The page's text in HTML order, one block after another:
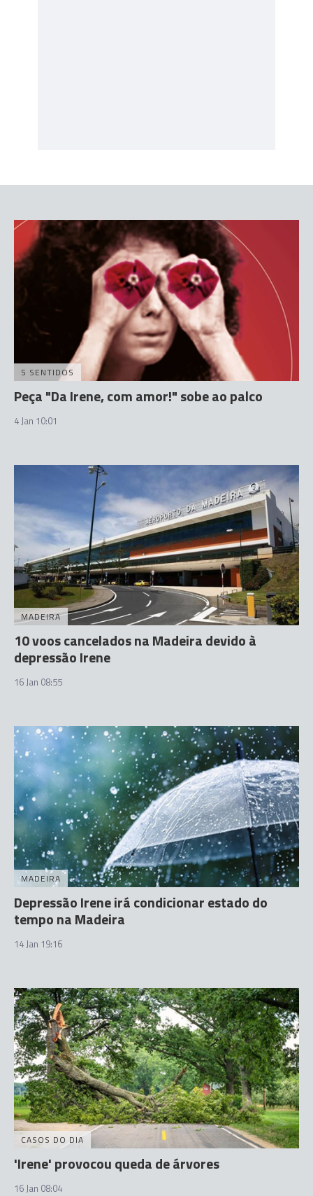
5 SENTIDOS
Peça "Da Irene, com amor!" sobe ao palco
4 Jan 10:01
MADEIRA
10 voos cancelados na Madeira devido à
depressão Irene
16 Jan 08:55
MADEIRA
Depressão Irene irá condicionar estado do
tempo na Madeira
14 Jan 19:16
CASOS DO DIA
'Irene' provocou queda de árvores
16 Jan 08:04